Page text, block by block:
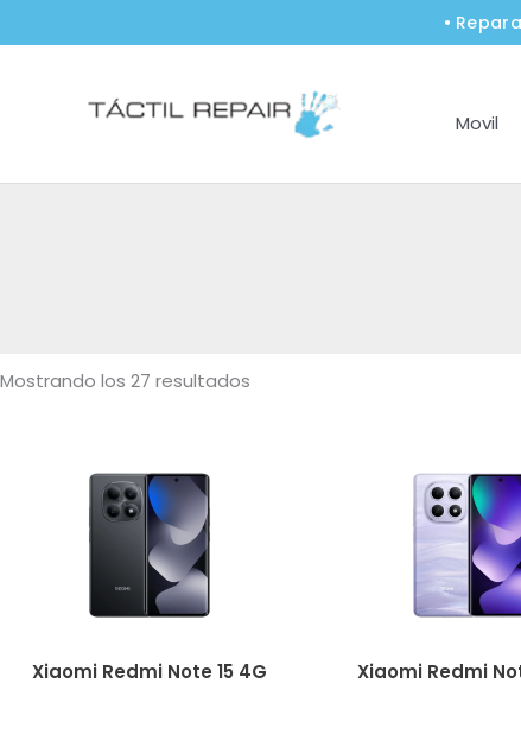
al
•
Movil
Mostrando los 27 resultados
Xiaomi Redmi Note 15 4G Xiaomi Redmi